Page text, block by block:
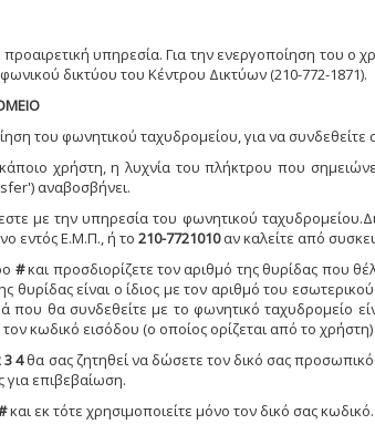
υπηρεσία. Για την ενεργοποίηση του ο
δικτύου του Κέντρου Δικτύων (210-772-1871).
του φωνητικού ταχυδρομείου, για να συνδεθείτε
χρήστη, η λυχνία του πλήκτρου που
αναβοσβήνει.
με την υπηρεσία του φωνητικού
εντός Ε.Μ.Π., ή το 210-7721010αν καλείτε από
#και προσδιορίζετε τον αριθμό της θυρίδας που
θυρίδας είναι ο ίδιος με τον αριθμό του
θα συνδεθείτε με το φωνητικό ταχυδρομείο
κωδικό εισόδου (ο οποίος ορίζεται από το
3 4θα σας ζητηθεί να δώσετε τον δικό σας
για επιβεβαίωση.
και εκ τότε χρησιμοποιείτε μόνο τον δικό σας κωδικό.